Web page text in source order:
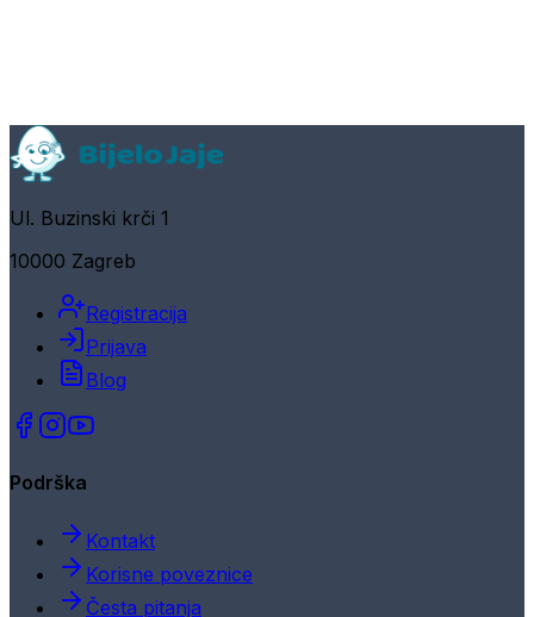
Ul. Buzinski krči 1
10000 Zagreb
Registracija
Prijava
Blog
Podrška
Kontakt
Korisne poveznice
Česta pitanja